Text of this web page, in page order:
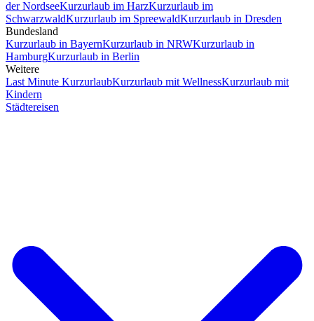
der NordseeKurzurlaub im HarzKurzurlaub im
SchwarzwaldKurzurlaub im SpreewaldKurzurlaub in Dresden
Bundesland
Kurzurlaub in BayernKurzurlaub in NRWKurzurlaub in
HamburgKurzurlaub in Berlin
Weitere
Last Minute KurzurlaubKurzurlaub mit WellnessKurzurlaub mit
Kindern
Städtereisen